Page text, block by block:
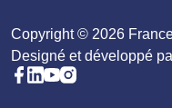
Copyright © 2026
Designé et développé